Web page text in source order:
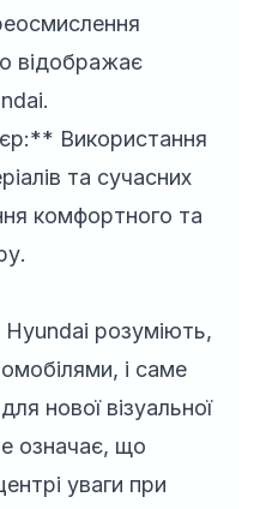
відображає
Використання
та сучасних
комфортного та
розуміють,
і саме
нової візуальної
означає, що
уваги при